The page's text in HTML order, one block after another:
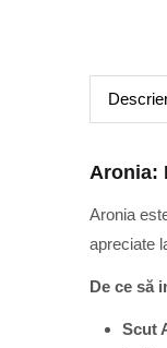
Aronia:
Aronia
apreciate
De ce să
Scut